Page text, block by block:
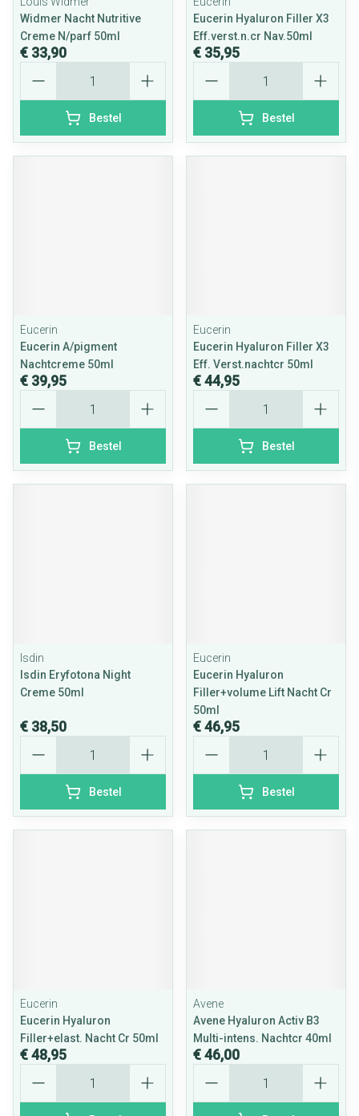
Widmer Nacht Nutritive
Creme N/parf 50ml
€ 33,90
Bestel
Eucerin Hyaluron Filler X3
Eff.verst.n.cr Nav.50ml
€ 35,95
Bestel
Eucerin
Eucerin A/pigment
Nachtcreme 50ml
€ 39,95
Bestel
Eucerin
Eucerin Hyaluron Filler X3
Eff. Verst.nachtcr 50ml
€ 44,95
Bestel
Isdin
Isdin Eryfotona Night
Creme 50ml
€ 38,50
Bestel
Eucerin
Eucerin Hyaluron
Filler+volume Lift Nacht Cr
50ml
€ 46,95
Bestel
Eucerin
Eucerin Hyaluron
Filler+elast. Nacht Cr 50ml
€ 48,95
Avene
Avene Hyaluron Activ B3
Multi-intens. Nachtcr 40ml
€ 46,00